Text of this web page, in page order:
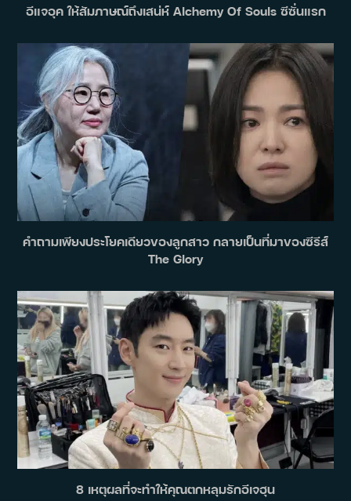
อีแจอุค ให้สัมภาษณ์ถึงเสน่ห์ Alchemy Of Souls ซีซั่นแรก
คำถามเพียงประโยคเดียวของลูกสาว กลายเป็นที่มาของซีรีส์
The Glory
8 เหตุผลที่จะทำให้คุณตกหลุมรักอีเจฮุน